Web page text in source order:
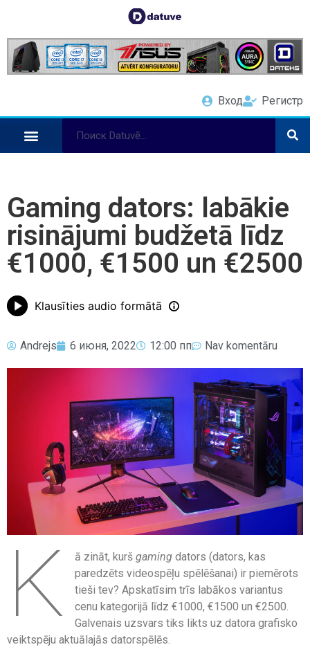
Вход Регистр
Gaming dators: labākie
risinājumi budžetā līdz
€1000, €1500 un €2500
Klausīties audio formātā
Andrejs 6 июня, 2022 12:00 пп Nav komentāru
K ā zināt, kuršgamingdators (dators, kas
paredzēts videospēļu spēlēšanai) ir piemērots
tieši tev? Apskatīsim trīs labākos variantus
cenu kategorijā līdz €1000, €1500 un €2500.
Galvenais uzsvars tiks likts uz datora grafisko
veiktspēju aktuālajās datorspēlēs.